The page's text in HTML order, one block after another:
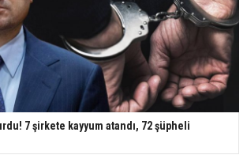
7 şirkete kayyum atandı, 72 şüpheli